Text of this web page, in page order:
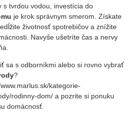
s tvrdou vodou, investícia do
je krok správnym smerom. Získate
životnosť spotrebičov a znížite
Navyše ušetríte čas a nervy
sa s odborníkmi alebo si rovno vybrať
?
kategorie-
rodinny-dom/ a pozrite si ponuku
domácnosť.